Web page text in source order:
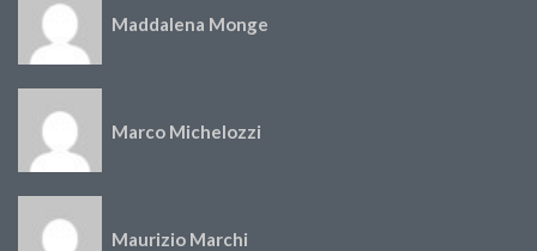
Maddalena Monge
Marco Michelozzi
Maurizio Marchi